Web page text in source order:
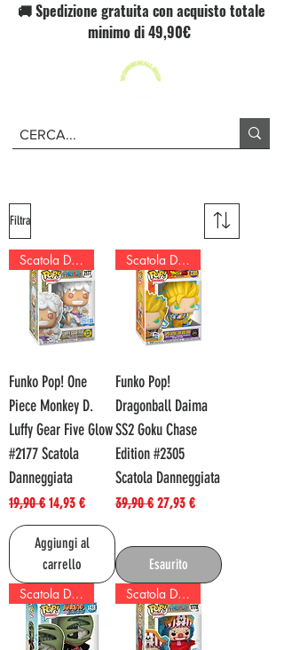
🚚 Spedizione gratuita con acquisto totale
minimo di 49,90€
Filtra
Scatola Danneggiata!
Funko Pop! One
Piece Monkey D.
Luffy Gear Five Glow
#2177 Scatola
Danneggiata
Prezzo regolare
19,90 € Prezzo scontato
14,93 €
Aggiungi al
carrello
Scatola Danneggiata!
Funko Pop!
Dragonball Daima
SS2 Goku Chase
Edition #2305
Scatola Danneggiata
Prezzo regolare
39,90 € Prezzo scontato
27,93 €
Esaurito
Scatola Danneggiata!
Scatola Danneggiata!